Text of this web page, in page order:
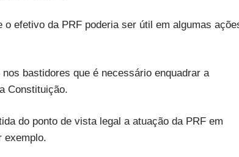
efetivo da PRF poderia ser útil em algumas
bastidores que é necessário enquadrar a
Constituição.
do ponto de vista legal a atuação da PRF em
exemplo.